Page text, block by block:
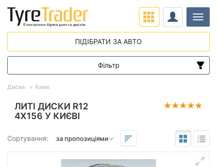
ЛИТІ ДИСКИ R12
4X156 У КИЄВІ
Сортування:
Диски Киев
ПІДІБРАТИ ЗА АВТО
Фільтр
Діапазон цін
від